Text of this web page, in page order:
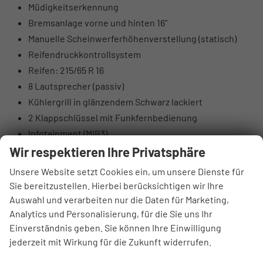
Müdigkeitserkennung
Bremsanlage vorne und hinten 16"
Manuelle Scheinwerferhöhenverstellung (statisch)
Reifendruckkontrollsystem
Reifen: 215/65 R 16
8 Lautsprecher (passiv)
Kühlergrill in glänzendem Schwarz lackiert
2 Klappschlüssel mit Funkfernbedienung
Infotainment (MIB3)
Kein Armlehne in der 3. Sitzreihe
Handschuhfach (nicht beleuchtet)
Keyless Start ohne Safe-Sicherung
Funkfernbedienung für Zentralverriegelung und
schlüsselloses Starten
Ausweich- und Abbiegeassistent
Wir respektieren Ihre Privatsphäre
Unsere Website setzt Cookies ein, um unsere Dienste für
Sie bereitzustellen. Hierbei berücksichtigen wir Ihre
Auswahl und verarbeiten nur die Daten für Marketing,
Analytics und Personalisierung, für die Sie uns Ihr
Einverständnis geben. Sie können Ihre Einwilligung
jederzeit mit Wirkung für die Zukunft widerrufen.